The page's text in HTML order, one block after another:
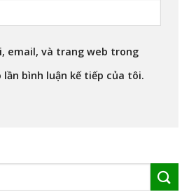
email, và trang web trong
bình luận kế tiếp của tôi.